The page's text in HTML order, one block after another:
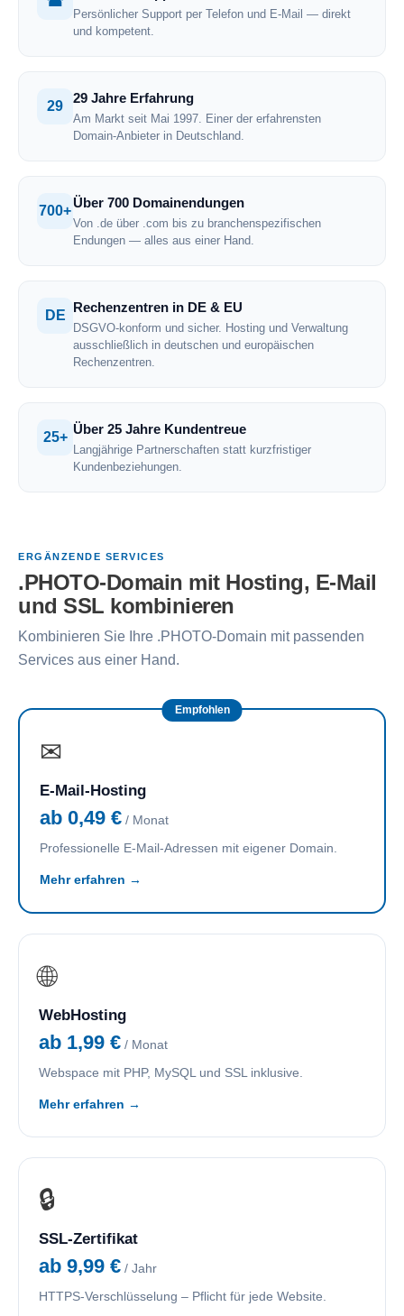
Persönlicher Support per Telefon und E-Mail — direkt
und kompetent.
29
29 Jahre Erfahrung
Am Markt seit Mai 1997. Einer der erfahrensten
Domain-Anbieter in Deutschland.
700+
Über 700 Domainendungen
Von .de über .com bis zu branchenspezifischen
Endungen — alles aus einer Hand.
DE
Rechenzentren in DE & EU
DSGVO-konform und sicher. Hosting und Verwaltung
ausschließlich in deutschen und europäischen
Rechenzentren.
25+
Über 25 Jahre Kundentreue
Langjährige Partnerschaften statt kurzfristiger
Kundenbeziehungen.
ERGÄNZENDE SERVICES
.PHOTO-Domain mit Hosting, E-Mail
und SSL kombinieren
Kombinieren Sie Ihre .PHOTO-Domain mit passenden
Services aus einer Hand.
Empfohlen
✉
E-Mail-Hosting
ab 0,49 € / Monat
Professionelle E-Mail-Adressen mit eigener Domain.
Mehr erfahren →
🌐
WebHosting
ab 1,99 € / Monat
Webspace mit PHP, MySQL und SSL inklusive.
Mehr erfahren →
🔒
SSL-Zertifikat
ab 9,99 € / Jahr
HTTPS-Verschlüsselung – Pflicht für jede Website.